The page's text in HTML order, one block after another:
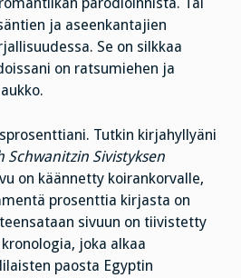
parodioinnista. Tai
ja aseenkantajien
Se on silkkaa
on ratsumiehen ja
Tutkin kirjahyllyäni
Schwanitzin Sivistyksen
on käännetty koirankorvalle,
prosenttia kirjasta on
sivuun on tiivistetty
joka alkaa
paosta Egyptin